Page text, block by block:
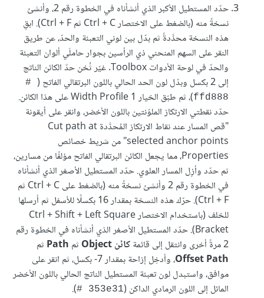
حدّد المستطيل الأكبر الذي أنشأناه في الخطوة رقم 2، وأنشئ
نسخةً منه (بالضغط على الاختصار Ctrl + C ثم Ctrl + F). ابقِ
هذه النسخة محدَّدةً ثم بدّل بين لوني التعبئة والحدّ، عن طريق
النقر على السهم المنحني ذي الرأسين بجوار حاملَي ألوان التعبئة
والحدّ في لوحة الأدوات Toolbox. غيّر ثُخن حدّ الكائن الناتج
إلى 2 بكسل وبدّل لون الحد الحالي باللون البرتقالي الفاتح (
‎#
ffd888
)، ثم طبّق الخيار Width Profile 1 على هذا الكائن.
حدّد نقطتي الارتكاز الملوّنتين باللون الأخضر، وانقر على أيقونة
"قص المسار عند نقاط الارتكاز المُحدَّدة Cut path at
selected anchor points" من شريط خصائص
Properties، مما يجعل الكائن البرتقالي الفاتح مؤلفًا من مسارين،
ثم حدّد وأزِل المسار العلوي. حدّد المستطيل الأصغر الذي أنشأناه
في الخطوة رقم 2 وأنشئ نسخةً منه (بالضغط على Ctrl + C ثم
Ctrl + F). حرّك هذه النسخة بمقدار 16 بكسلًا للأسفل ثم أرسلها
للخلف (باستخدام الاختصار Ctrl + Shift + Left Square
Bracket). حدّد المستطيل الأصغر الذي أنشأناه في الخطوة رقم
2 مرةً أخرى وانتقل إلى قائمة
كائن Object ثم Path ثم
Offset Path
، وأدخِل إزاحة بمقدار ‎-7 بكسل، ثم انقر على
موافق، واستبدل لون تعبئة المستطيل الناتج الحالي باللون الأخضر
المائل إلى اللون الرمادي الداكن (‎# 353e31
).